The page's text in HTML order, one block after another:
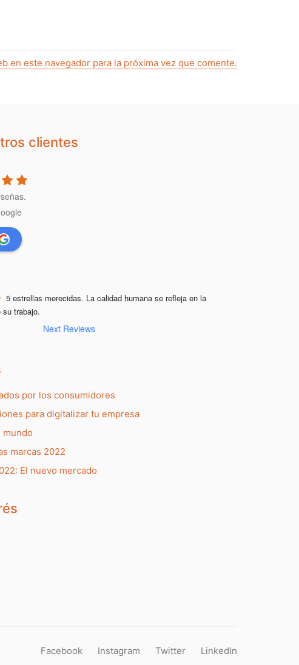
en este navegador para la próxima vez que comente.
clientes
5 estrellas merecidas. La calidad humana se refleja en la
su trabajo.
Next Reviews
por los consumidores
para digitalizar tu empresa
mundo
marcas 2022
El nuevo mercado
Facebook Instagram Twitter LinkedIn